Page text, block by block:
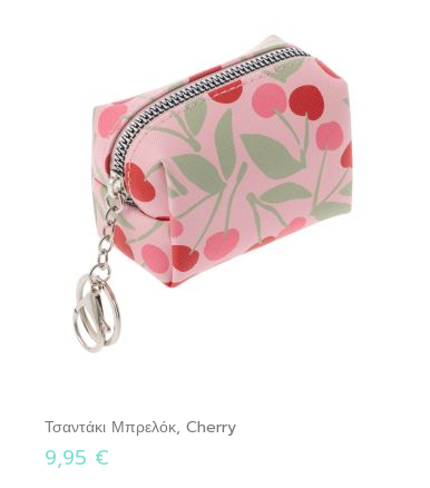
Τσαντάκι Μπρελόκ, Cherry
9,95 €